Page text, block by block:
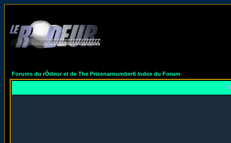
Forums du rÔdeur et de The Prizenarnumber6 Index du Forum